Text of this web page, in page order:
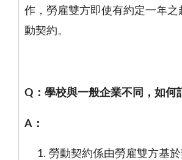
作，勞雇雙方即使有約定一年
動契約。
Q ：學校與一般企業不同，如
A ：
勞動契約係由勞雇雙方基